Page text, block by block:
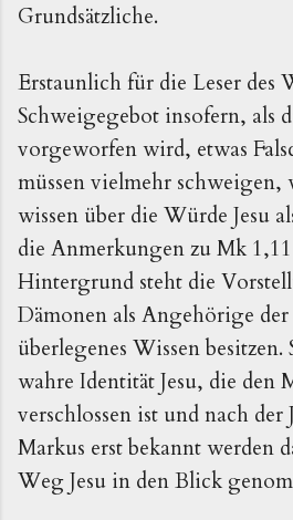
Grundsätzliche.
Erstaunlich für die Leser des
Schweigegebot insofern, als
vorgeworfen wird, etwas
müssen vielmehr schweigen,
wissen über die Würde Jesu
die Anmerkungen zu Mk 1,11
Hintergrund steht die
Dämonen als Angehörige
überlegenes Wissen besitzen.
wahre Identität Jesu, die den
verschlossen ist und nach der
Markus erst bekannt werden
Weg Jesu in den Blick